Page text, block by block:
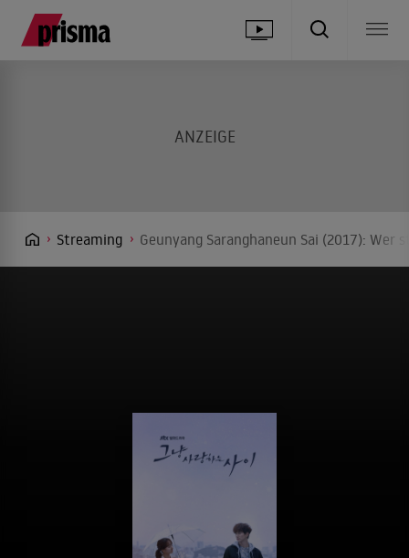
Streaming Geunyang Saranghaneun Sai (2017):